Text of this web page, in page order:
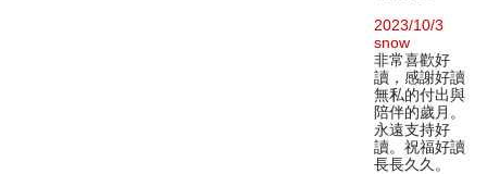
2023/10/3
snow
非常喜歡好
讀，感謝好讀
無私的付出與
陪伴的歲月。
永遠支持好
讀。祝福好讀
長長久久。